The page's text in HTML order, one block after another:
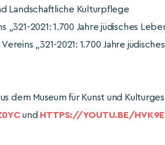
Landschaftliche Kulturpflege
„321-2021: 1.700 Jahre jüdisches
„321-2021: 1.700 Jahre
dem Museum für Kunst und
und HTTPS://YOUTU.BE/